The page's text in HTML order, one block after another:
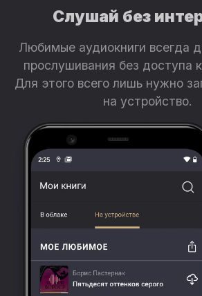
Слушай без
Любимые аудиокниги всегда
прослушивания без доступа
Для этого всего лишь нужно
на устройство.